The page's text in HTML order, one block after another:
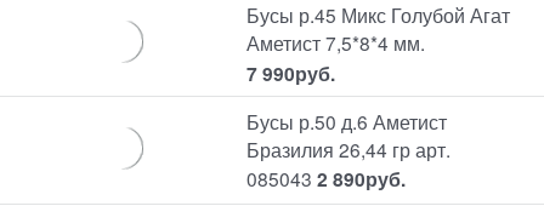
Бусы р.45 Микс Голубой Агат
Аметист 7,5*8*4 мм.
7 990руб.
Бусы р.50 д.6 Аметист
Бразилия 26,44 гр арт.
085043 2 890руб.